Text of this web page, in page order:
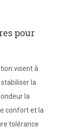
pour
visent à
la
la
confort et la
tolérance